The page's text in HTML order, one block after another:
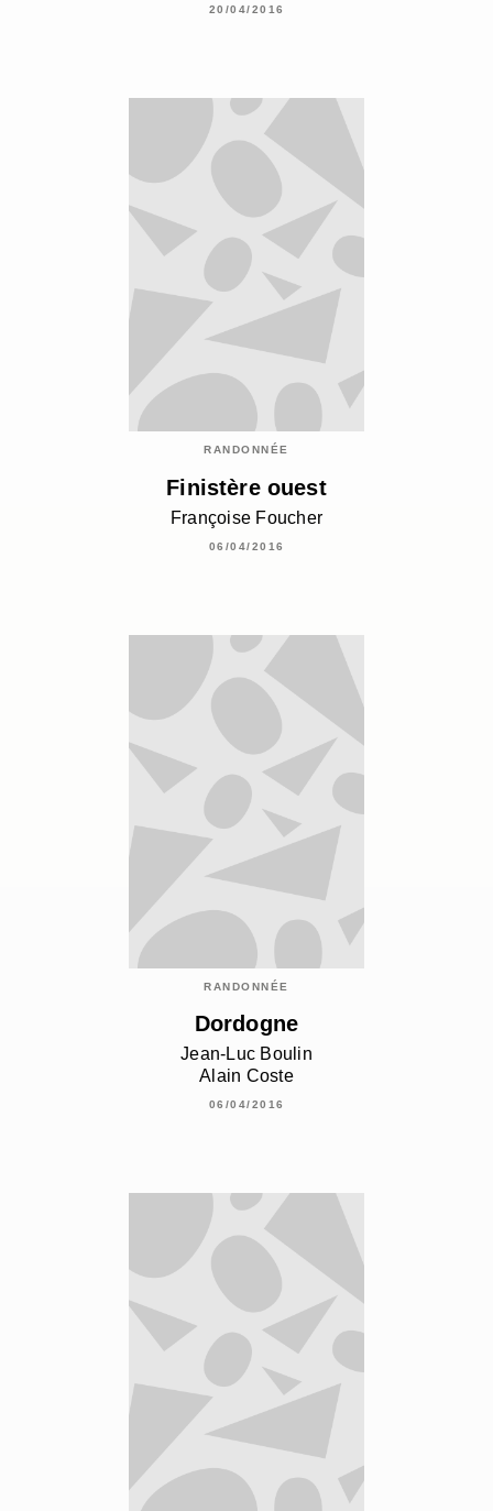
20/04/2016
RANDONNÉE
Finistère ouest
Françoise Foucher
06/04/2016
RANDONNÉE
Dordogne
Jean-Luc Boulin
Alain Coste
06/04/2016